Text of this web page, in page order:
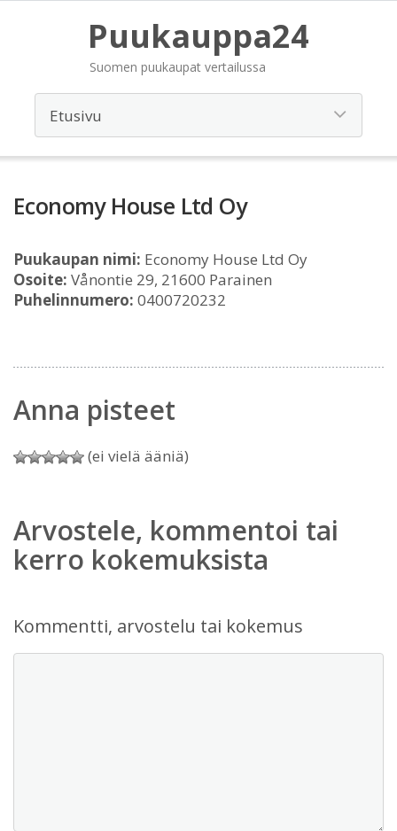
Puukauppa24
Suomen puukaupat vertailussa
Economy House Ltd Oy
Puukaupan nimi: Economy House Ltd Oy
Osoite: Vånontie 29, 21600 Parainen
Puhelinnumero: 0400720232
Anna pisteet
(ei vielä ääniä)
Arvostele, kommentoi tai
kerro kokemuksista
Kommentti, arvostelu tai kokemus